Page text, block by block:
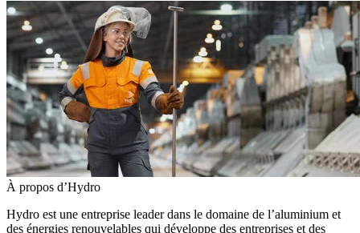
À propos d’Hydro
Hydro est une entreprise leader dans le domaine de l’aluminium et
des énergies renouvelables qui développe des entreprises et des